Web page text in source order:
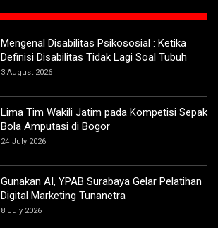
Mengenal Disabilitas Psikososial : Ketika
Definisi Disabilitas Tidak Lagi Soal Tubuh
3 August 2026
Lima Tim Wakili Jatim pada Kompetisi Sepak
Bola Amputasi di Bogor
24 July 2026
Gunakan AI, YPAB Surabaya Gelar Pelatihan
Digital Marketing Tunanetra
8 July 2026